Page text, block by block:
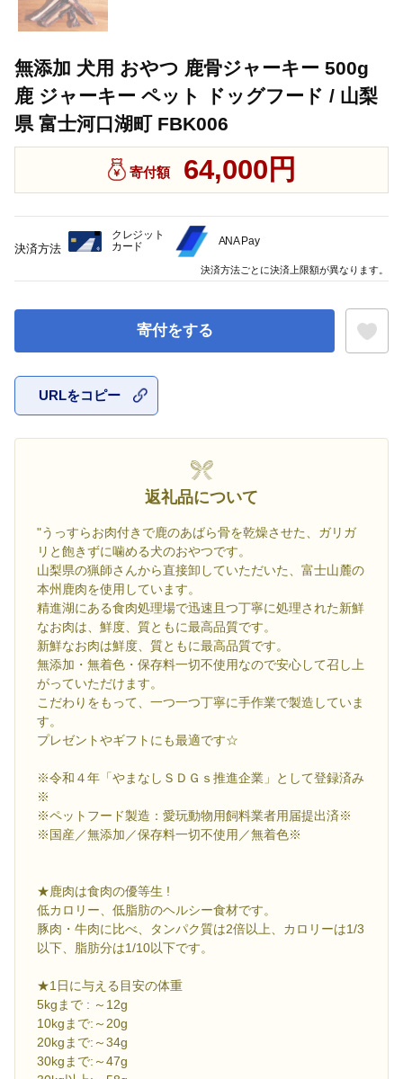
無添加 犬用 おやつ 鹿骨ジャーキー 500g
鹿 ジャーキー ペット ドッグフード / 山梨
県 富士河口湖町 FBK006
寄付額 64,000円
寄付をする
URLをコピー
返礼品について
"うっすらお肉付きで鹿のあばら骨を乾燥させた、ガリガ
リと飽きずに噛める犬のおやつです。
山梨県の猟師さんから直接卸していただいた、富士山麓の
本州鹿肉を使用しています。
精進湖にある食肉処理場で迅速且つ丁寧に処理された新鮮
なお肉は、鮮度、質ともに最高品質です。
新鮮なお肉は鮮度、質ともに最高品質です。
無添加・無着色・保存料一切不使用なので安心して召し上
がっていただけます。
こだわりをもって、一つ一つ丁寧に手作業で製造していま
す。
プレゼントやギフトにも最適です☆
※令和４年「やまなしＳＤＧｓ推進企業」として登録済み
※
※ペットフード製造：愛玩動物用飼料業者用届提出済※
※国産／無添加／保存料一切不使用／無着色※
★鹿肉は食肉の優等生 !
低カロリー、低脂肪のヘルシー食材です。
豚肉・牛肉に比べ、タンパク質は2倍以上、カロリーは1/3
以下、脂肪分は1/10以下です。
★1日に与える目安の体重
5kgまで : ～12g
10kgまで:～20g
20kgまで:～34g
30kgまで:～47g
決済方法
クレジット
カード
ANA Pay
決済方法ごとに決済上限額が異なります。